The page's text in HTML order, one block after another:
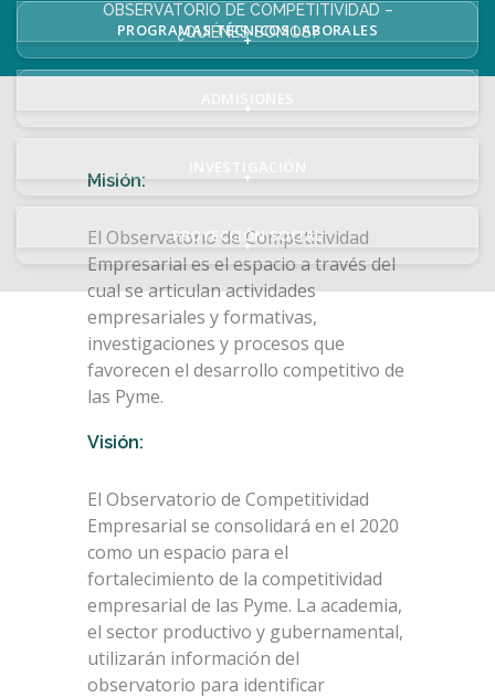
PROGRAMAS TÉCNICOS LABORALES
+
+
+
PROYECCIÓN SOCIAL
+
OBSERVATORIO DE COMPETITIVIDAD –
¿QUIÉNES SOMOS?
Misión:
El Observatorio de Competitividad
Empresarial es el espacio a través del
cual se articulan actividades
empresariales y formativas,
investigaciones y procesos que
favorecen el desarrollo competitivo de
las Pyme.
Visión:
El Observatorio de Competitividad
Empresarial se consolidará en el 2020
como un espacio para el
fortalecimiento de la competitividad
empresarial de las Pyme. La academia,
el sector productivo y gubernamental,
utilizarán información del
observatorio para identificar